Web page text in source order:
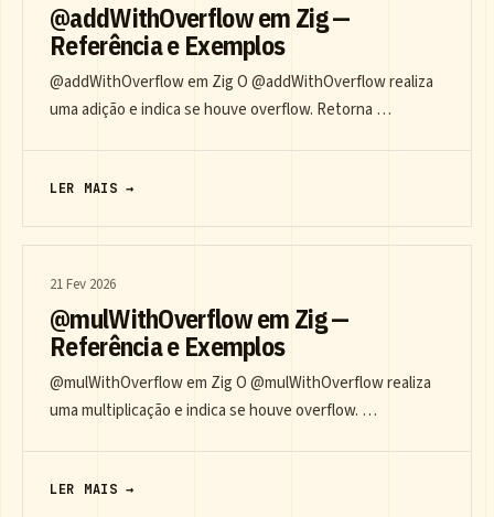
@addWithOverflow em Zig —
Referência e Exemplos
@addWithOverflow em Zig O @addWithOverflow realiza
uma adição e indica se houve overflow. Retorna …
LER MAIS →
21 Fev 2026
@mulWithOverflow em Zig —
Referência e Exemplos
@mulWithOverflow em Zig O @mulWithOverflow realiza
uma multiplicação e indica se houve overflow. …
LER MAIS →